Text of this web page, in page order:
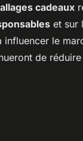
cadeaux
et sur
influencer le
de